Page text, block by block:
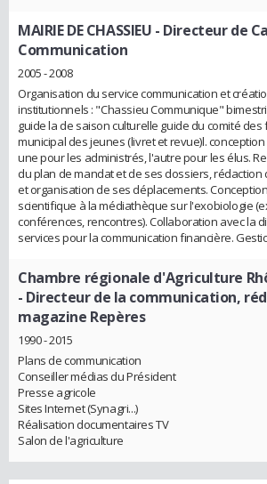
MAIRIE DE CHASSIEU - Directeur de
Communication
2005 - 2008
Organisation du service communication et
institutionnels : "Chassieu Communique"
guide la de saison culturelle guide du comité des
municipal des jeunes (livret et revue)l.
une pour les administrés, l'autre pour les élus.
du plan de mandat et de ses dossiers, rédaction
et organisation de ses déplacements.
scientifique à la médiathèque sur l'exobiologie
conférences, rencontres). Collaboration avec la
services pour la communication financière.
Chambre régionale d'Agriculture
- Directeur de la communication,
magazine Repères
1990 - 2015
Plans de communication
Conseiller médias du Président
Presse agricole
Sites Internet (Synagri...)
Réalisation documentaires TV
Salon de l'agriculture